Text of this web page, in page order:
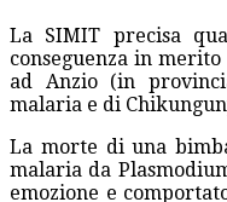
La SIMIT precisa
conseguenza in
ad Anzio (in
malaria e di
La morte di una
malaria da
emozione e